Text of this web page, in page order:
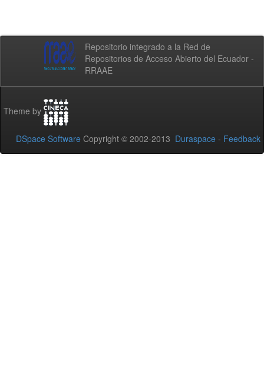
Repositorio integrado a la Red de
Repositorios de Acceso Abierto del Ecuador -
RRAAE
Theme by
DSpace Software Copyright © 2002-2013 Duraspace - Feedback